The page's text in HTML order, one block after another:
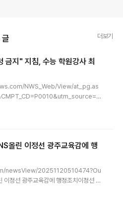
글 더보기
지" 지침, 수능 학원강사 최
NWS_Web/View/at_pg.as
사 최태성만 열외?서울과 광주시교육청
올린 이정선 광주교육감에 행
newsView/20251120510474?Ou
정선 광주교육감에 행정조치이정선 광
로부터 행정조치를 받았다. 20일 광주